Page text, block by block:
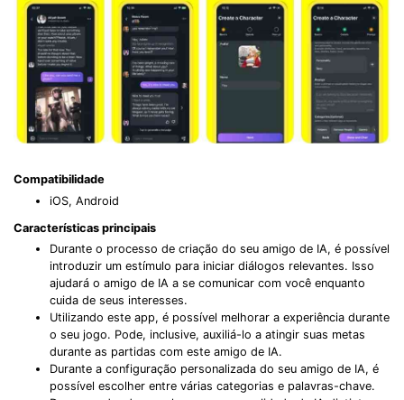
Compatibilidade
iOS, Android
Características principais
Durante o processo de criação do seu amigo de IA, é possível
introduzir um estímulo para iniciar diálogos relevantes. Isso
ajudará o amigo de IA a se comunicar com você enquanto
cuida de seus interesses.
Utilizando este app, é possível melhorar a experiência durante
o seu jogo. Pode, inclusive, auxiliá-lo a atingir suas metas
durante as partidas com este amigo de IA.
Durante a configuração personalizada do seu amigo de IA, é
possível escolher entre várias categorias e palavras-chave.